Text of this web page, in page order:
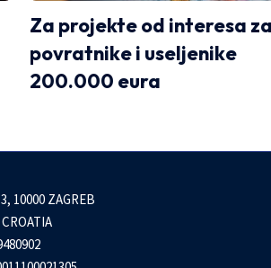
Za projekte od interesa za
povratnike i useljenike
200.000 eura
10000 ZAGREB